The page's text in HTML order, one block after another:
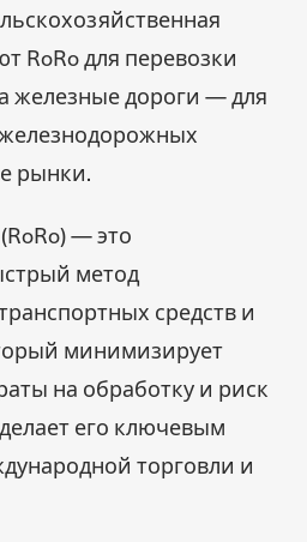
RoRo для перевозки
железные дороги — для
рынки.
— это
метод
средств и
минимизирует
на обработку и риск
его ключевым
торговли и